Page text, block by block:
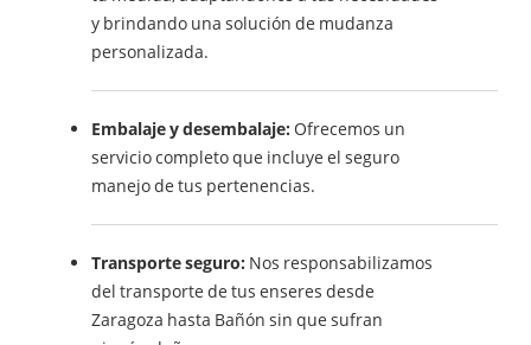
y brindando una solución de mudanza
personalizada.
Embalaje y desembalaje: Ofrecemos un
servicio completo que incluye el seguro
manejo de tus pertenencias.
Transporte seguro: Nos responsabilizamos
del transporte de tus enseres desde
Zaragoza hasta Bañón sin que sufran